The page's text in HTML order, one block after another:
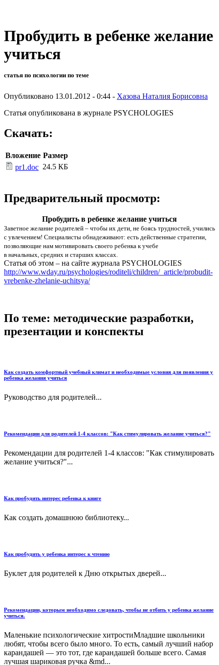
Пробудить в ребенке желание
учиться
статья по психологии по теме
Опубликовано 13.01.2012 - 0:44 - Хазова Наталия Борисовна
Статья опубликована в журнале PSYCHOLOGIES
Скачать:
Вложение Размер
pr1.doc 24.5 КБ
Предварительный просмотр:
Пробудить в ребенке желание учиться
Заветное желание родителей – чтобы их дети, не боясь трудностей, учились
с увлечением! Специалисты обнадеживают: есть действенные стратегии,
позволяющие нам мотивировать своего ребенка к учебе
в начальных, средних и старших классах.
Статья об этом – на сайте журнала PSYCHOLOGIES
http://www.wday.ru/psychologies/roditeli/children/_article/probudit-
vrebenke-zhelanie-uchitsya/
По теме: методические разработки,
презентации и конспекты
Как создать комфортный учебный климат и необходимые условия для появления у
ребенка желания учиться
Руководство для родителей...
Рекомендации для родителей 1-4 классов: "Как стимулировать желание учиться?"
Рекомендации для родителей 1-4 классов: "Как стимулировать
желание учиться?"...
Как пробудить интерес ребенка к книге
Как создать домашнюю библиотеку...
Как пробудить у ребенка интерес к чтению
Буклет для родителей к Дню открытых дверей...
Рекомендации, которым необходимо следовать, чтобы не отбить у ребенка желание
учиться.
Маленькие психологические хитростиМладшие школьники
любят, чтобы всего было много. То есть, самый лучший набор
карандашей — это тот, где карандашей больше всего. Самая
лучшая шариковая ручка &md...